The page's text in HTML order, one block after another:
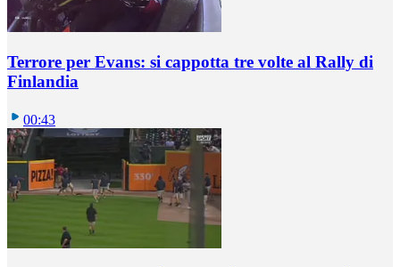
Terrore per Evans: si cappotta tre volte al Rally di
Finlandia
00:43